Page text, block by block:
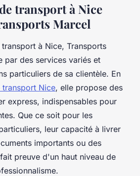
transport à Nice
Marcel
à Nice, Transports
par des services variés et
particuliers de sa clientèle. En
transport Nice, elle propose des
express, indispensables pour
Que ce soit pour les
leur capacité à livrer
importants ou des
preuve d'un haut niveau de